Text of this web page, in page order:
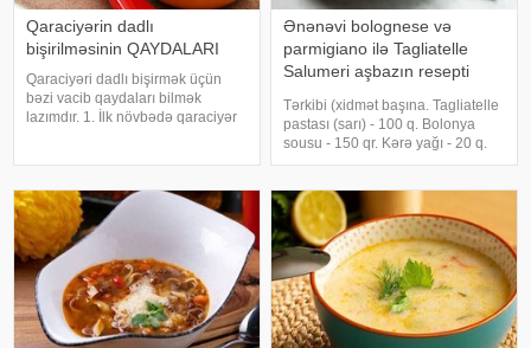
Qaraciyərin dadlı
bişirilməsinin QAYDALARI
Qaraciyəri dadlı bişirmək üçün
bəzi vacib qaydaları bilmək
lazımdır. 1. İlk növbədə qaraciyər
laxtaları, yaşıl ləkələr olmamalıdır
Ənənəvi bolognese və
parmigiano ilə Tagliatelle
Salumeri aşbazın resepti
Tərkibi (xidmət başına. Tagliatelle
pastası (sarı) - 100 q. Bolonya
sousu - 150 qr. Kərə yağı - 20 q.
Əlavə zeytun yağı - 10 q.
duz - 0,2 q. Qara bibər qarğıdalı -
1 q. Toyuq suyu - 150 ml